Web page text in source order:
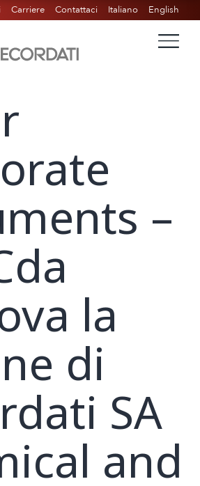
Carriere Contattaci Italiano English
–
la
di
SA
and